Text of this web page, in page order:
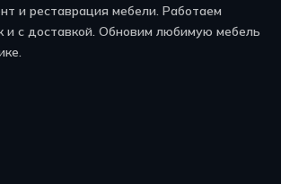
и реставрация мебели. Работаем
и с доставкой. Обновим любимую мебель